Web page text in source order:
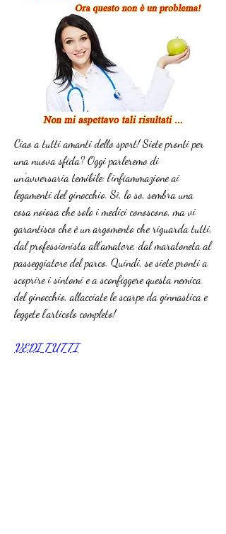
Ciao a tutti amanti dello sport! Siete pronti per
una nuova sfida? Oggi parleremo di
un'avversaria temibile: l'infiammazione ai
legamenti del ginocchio. Sì, lo so, sembra una
cosa noiosa che solo i medici conoscono, ma vi
garantisco che è un argomento che riguarda tutti,
dal professionista all'amatore, dal maratoneta al
passeggiatore del parco. Quindi, se siete pronti a
scoprire i sintomi e a sconfiggere questa nemica
del ginocchio, allacciate le scarpe da ginnastica e
leggete l'articolo completo!
VEDI TUTTI